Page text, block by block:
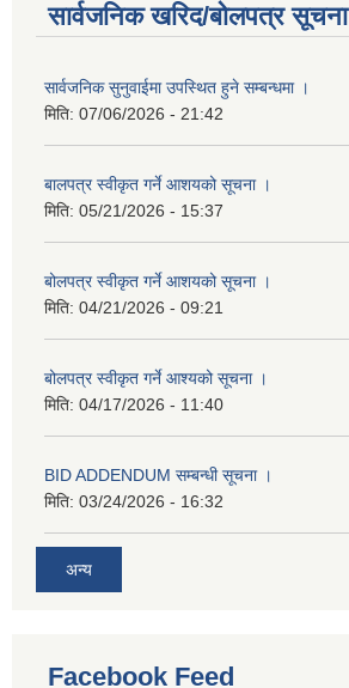
सार्वजनिक खरिद/बोलपत्र सूचना
सार्वजनिक सुनुवाईमा उपस्थित हुने सम्बन्धमा ।
मिति: 07/06/2026 - 21:42
बालपत्र स्वीकृत गर्ने आशयको सूचना ।
मिति: 05/21/2026 - 15:37
बोलपत्र स्वीकृत गर्ने आशयको सूचना ।
मिति: 04/21/2026 - 09:21
बोलपत्र स्वीकृत गर्ने आश्यको सूचना ।
मिति: 04/17/2026 - 11:40
BID ADDENDUM सम्बन्धी सूचना ।
मिति: 03/24/2026 - 16:32
अन्य
Facebook Feed